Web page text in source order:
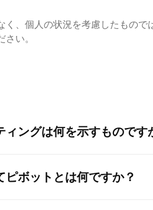
く、個人の状況を考慮したもの
い。
ィングは何を示すものです
ピボットとは何ですか？